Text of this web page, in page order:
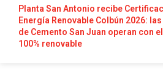
Planta San Antonio recibe
Energía Renovable Colbún 2026:
de Cemento San Juan operan con
100% renovable